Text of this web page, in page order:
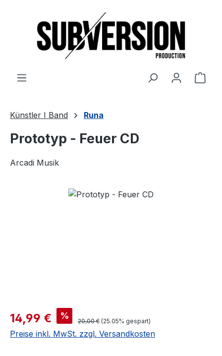
Künstler I Band Runa
Prototyp - Feuer CD
Arcadi Musik
Verkaufspreis:
14,99 € % Regulärer Preis:
20,00 € (25.05% gespart)
Preise inkl. MwSt. zzgl. Versandkosten